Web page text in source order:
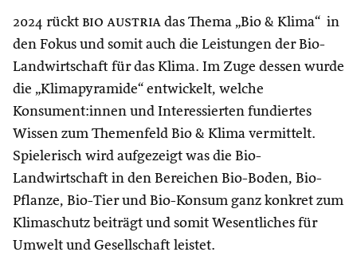
2024 rückt bio austria das Thema „Bio & Klima“ in
den Fokus und somit auch die Leistungen der Bio-
Landwirtschaft für das Klima. Im Zuge dessen wurde
die „Klimapyramide“ entwickelt, welche
Konsument:innen und Interessierten fundiertes
Wissen zum Themenfeld Bio & Klima vermittelt.
Spielerisch wird aufgezeigt was die Bio-
Landwirtschaft in den Bereichen Bio-Boden, Bio-
Pflanze, Bio-Tier und Bio-Konsum ganz konkret zum
Klimaschutz beiträgt und somit Wesentliches für
Umwelt und Gesellschaft leistet.